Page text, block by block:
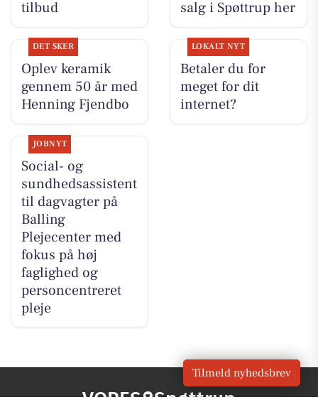
tilbud
salg i Spøttrup her
DET SKER
Oplev keramik
gennem 50 år med
Henning Fjendbo
LOKALT NYT
Betaler du for
meget for dit
internet?
JOBNYT
Social- og
sundhedsassistent
til dagvagter på
Balling
Plejecenter med
fokus på høj
faglighed og
personcentreret
pleje
VORES Spøttrup
Tilmeld nyhedsbrev